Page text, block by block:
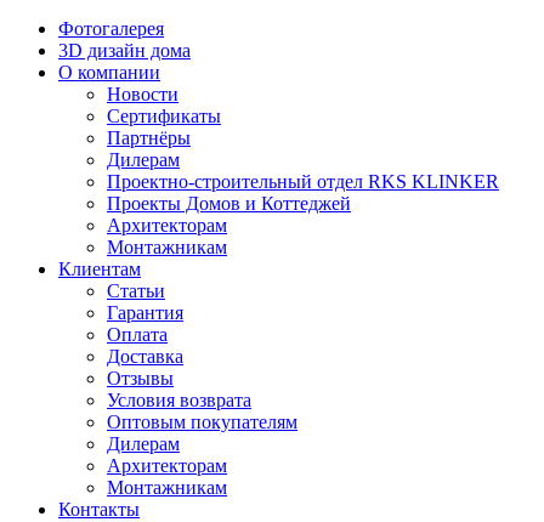
Фотогалерея
3D дизайн дома
О компании
Новости
Сертификаты
Партнёры
Дилерам
Проектно-строительный отдел RKS KLINKER
Проекты Домов и Коттеджей
Архитекторам
Монтажникам
Клиентам
Статьи
Гарантия
Оплата
Доставка
Отзывы
Условия возврата
Оптовым покупателям
Дилерам
Архитекторам
Монтажникам
Контакты